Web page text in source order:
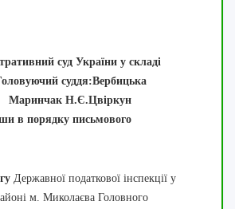
суд України у складі
суддя:Вербицька
Н.Є.Цвіркун
в порядку письмового
Державної податкової інспекції у
м. Миколаєва Головного